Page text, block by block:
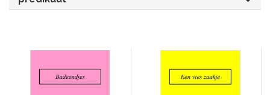
HANDBOEKEN